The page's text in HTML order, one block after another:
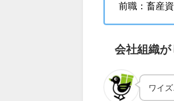
前職：畜産
会社組織
ワイ